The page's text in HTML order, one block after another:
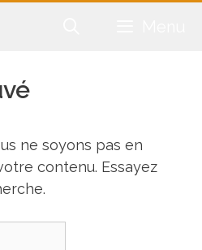
ne soyons pas en
contenu. Essayez